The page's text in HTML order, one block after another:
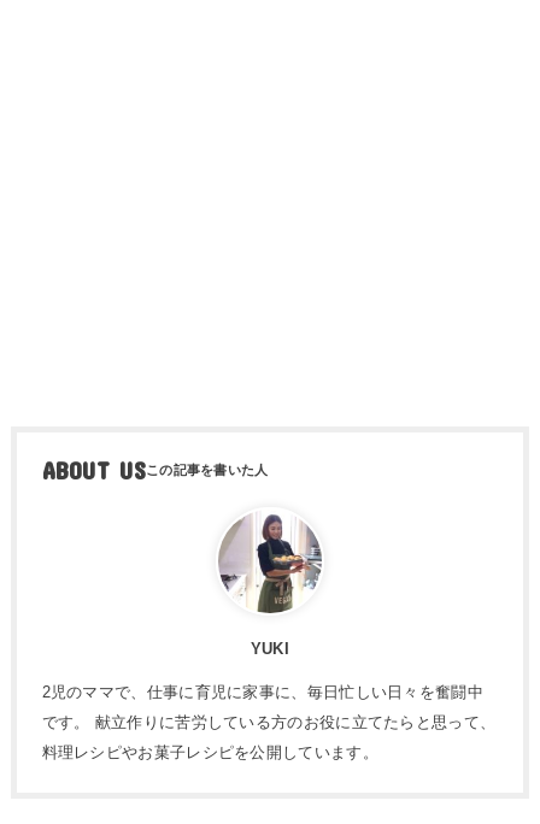
ABOUT US
YUKI
2児のママで、仕事に育児に家事に、毎日忙しい日々を奮闘中
です。 献立作りに苦労している方のお役に立てたらと思って、
料理レシピやお菓子レシピを公開しています。